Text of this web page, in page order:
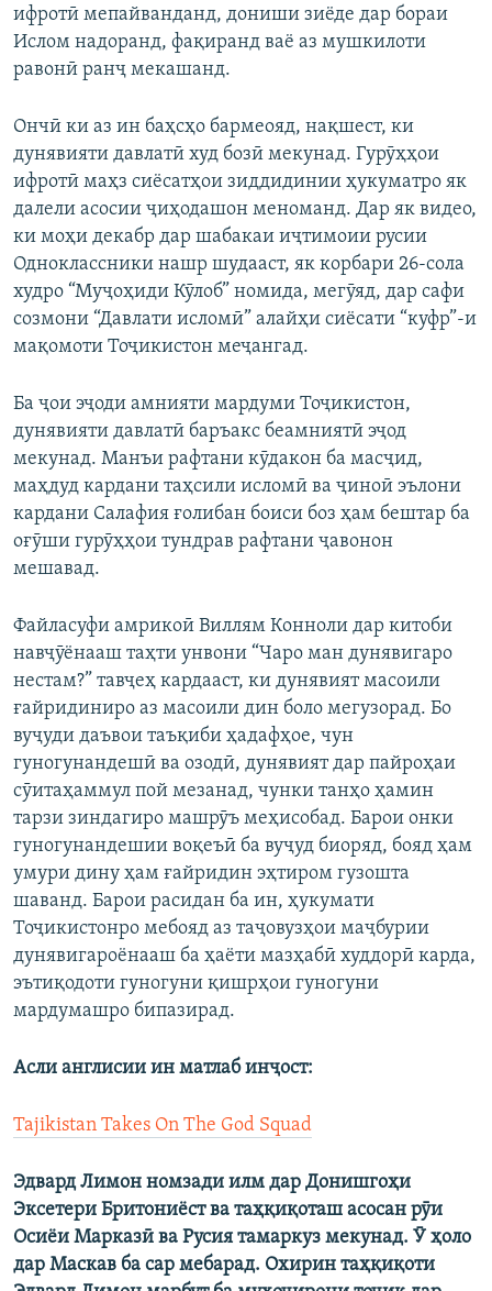
ифротӣ мепайванданд, дониши зиёде дар бораи
Ислом надоранд, фақиранд ваё аз мушкилоти
равонӣ ранҷ мекашанд.
Ончӣ ки аз ин баҳсҳо бармеояд, нақшест, ки
дунявияти давлатӣ худ бозӣ мекунад. Гурӯҳҳои
ифротӣ маҳз сиёсатҳои зиддидинии ҳукуматро як
далели асосии ҷиҳодашон меноманд. Дар як видео,
ки моҳи декабр дар шабакаи иҷтимоии русии
Одноклассники нашр шудааст, як корбари 26-сола
худро “Муҷоҳиди Кӯлоб” номида, мегӯяд, дар сафи
созмони “Давлати исломӣ” алайҳи сиёсати “куфр”-и
мақомоти Тоҷикистон меҷангад.
Ба ҷои эҷоди амнияти мардуми Тоҷикистон,
дунявияти давлатӣ баръакс беамниятӣ эҷод
мекунад. Манъи рафтани кӯдакон ба масҷид,
маҳдуд кардани таҳсили исломӣ ва ҷиноӣ эълони
кардани Салафия ғолибан боиси боз ҳам бештар ба
оғӯши гурӯҳҳои тундрав рафтани ҷавонон
мешавад.
Файласуфи амрикоӣ Виллям Конноли дар китоби
навҷӯёнааш таҳти унвони “Чаро ман дунявигаро
нестам?” тавҷеҳ кардааст, ки дунявият масоили
ғайридиниро аз масоили дин боло мегузорад. Бо
вуҷуди даъвои таъқиби ҳадафҳое, чун
гуногунандешӣ ва озодӣ, дунявият дар пайроҳаи
сӯитаҳаммул пой мезанад, чунки танҳо ҳамин
тарзи зиндагиро машрӯъ меҳисобад. Барои онки
гуногунандешии воқеъӣ ба вуҷуд биоряд, бояд ҳам
умури дину ҳам ғайридин эҳтиром гузошта
шаванд. Барои расидан ба ин, ҳукумати
Тоҷикистонро мебояд аз таҷовузҳои маҷбурии
дунявигароёнааш ба ҳаёти мазҳабӣ худдорӣ карда,
эътиқодоти гуногуни қишрҳои гуногуни
мардумашро бипазирад.
Асли англисии ин матлаб инҷост:
Tajikistan Takes On The God Squad
Эдвард Лимон номзади илм дар Донишгоҳи
Эксетери Бритониёст ва таҳқиқоташ асосан рӯи
Осиёи Марказӣ ва Русия тамаркуз мекунад. Ӯ ҳоло
дар Маскав ба сар мебарад. Охирин таҳқиқоти